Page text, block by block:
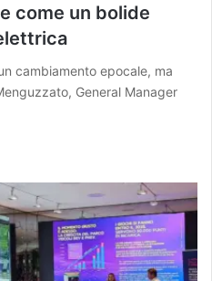
come un bolide
cambiamento epocale, ma
General Manager